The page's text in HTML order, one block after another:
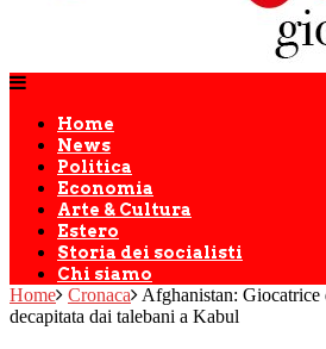
Home
News
Politica
Economia
Arte & Cultura
Estero
Storia dei socialisti
Chi siamo
Home Cronaca
Afghanistan:
decapitata dai talebani a Kabul